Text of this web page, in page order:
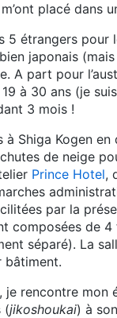
placé dans
5 étrangers pour
japonais
A part pour
à 30 ans (je
3 mois !
à Shiga Kogen
de neige
Prince Hotel,
par la
composées de
séparé). La
bâtiment.
je rencontre mon
(jikoshoukai) à